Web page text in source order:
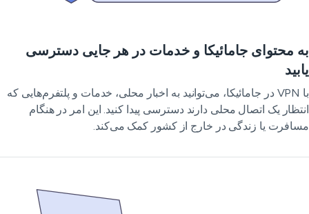
محتوای جامائیکا و خدمات در هر جایی دسترسی
با VPN در جامائیکا، می‌توانید به اخبار محلی، خدمات و پلتفرم‌هایی که
یک اتصال محلی دارند دسترسی پیدا کنید. این امر در هنگام
یا زندگی در خارج از کشور کمک می‌کند.